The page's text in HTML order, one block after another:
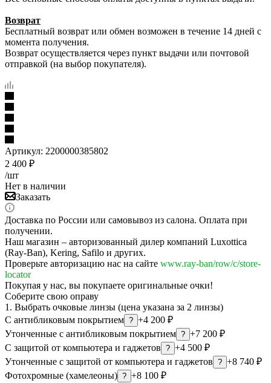
Возврат
Бесплатный возврат или обмен возможен в течение 14 дней с
момента получения.
Возврат осуществляется через пункт выдачи или почтовой
отправкой (на выбор покупателя).
Артикул: 2200000385802
2 400 ₽
/шт
Нет в наличии
Заказать
Доставка по России или самовывоз из салона. Оплата при
получении.
Наш магазин – авторизованный дилер компаний Luxottica
(Ray-Ban), Kering, Safilo и других.
Проверьте авторизацию нас на сайте www.ray-ban/row/c/store-
locator
Покупая у нас, вы покупаете оригинальные очки!
Соберите свою оправу
1. Выбрать очковые линзы (цена указана за 2 линзы)
С антибликовым покрытием ? +4 200 ₽
Утонченные с антибликовым покрытием ? +7 200 ₽
С защитой от компьютера и гаджетов ? +4 500 ₽
Утонченные с защитой от компьютера и гаджетов ? +8 740 ₽
Фотохромные (хамелеоны) ? +8 100 ₽